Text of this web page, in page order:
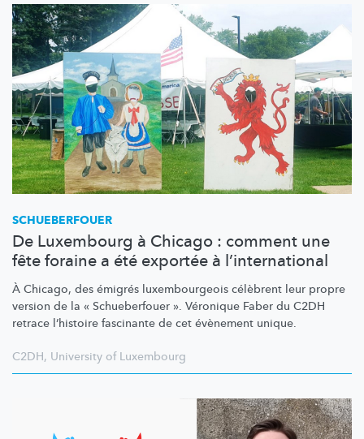
SCHUEBERFOUER
De Luxembourg à Chicago : comment une
fête foraine a été exportée à l’international
À Chicago, des émigrés luxembourgeois célèbrent leur propre
version de la « Schueberfouer ». Véronique Faber du C2DH
retrace l’histoire fascinante de cet évènement unique.
C2DH, University of Luxembourg